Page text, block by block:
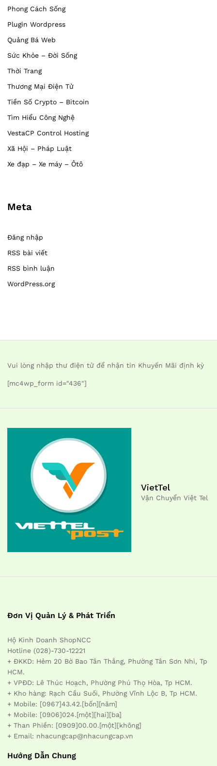
Phong Cách Sống
Plugin Wordpress
Quảng Bá Web
Sức Khỏe – Đời Sống
Thời Trang
Thương Mại Điện Tử
Tiền Số Crypto – Bitcoin
Tìm Hiểu Công Nghệ
VestaCP Control Hosting
Xã Hội – Pháp Luật
Xe đạp – Xe máy – Ôtô
Meta
Đăng nhập
RSS bài viết
RSS bình luận
WordPress.org
Vui lòng nhập thư điện tử để nhận tin Khuyến Mãi định kỳ
[mc4wp_form id="436"]
VietTel
Vận Chuyển Việt Tel
Đơn Vị Quản Lý & Phát Triển
Hộ Kinh Doanh ShopNCC
Hotline (028)-730-12221
+ ĐKKD: Hẻm 20 Bờ Bao Tân Thắng, Phường Tân Sơn Nhì, Tp
HCM.
+ VPĐD: Lê Thúc Hoạch, Phường Phú Thọ Hòa, Tp HCM.
+ Kho hàng: Rạch Cầu Suối, Phường Vĩnh Lộc B, Tp HCM.
+ Mobile: [0967]43.42.[bốn][năm]
+ Mobile: [0906]024.[một][hai][ba]
+ Than Phiền: [0909]00.00.[một][không]
+ Email: nhacungcap@nhacungcap.vn
Hướng Dẫn Chung